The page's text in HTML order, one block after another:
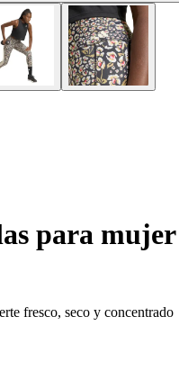
para mujer
fresco, seco y concentrado